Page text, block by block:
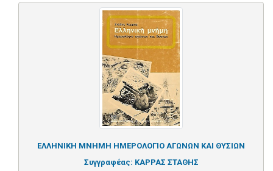
ΕΛΛΗΝΙΚΗ ΜΝΗΜΗ ΗΜΕΡΟΛΟΓΙΟ ΑΓΩΝΩΝ ΚΑΙ ΘΥΣΙΩΝ
Συγγραφέας: ΚΑΡΡΑΣ ΣΤΑΘΗΣ